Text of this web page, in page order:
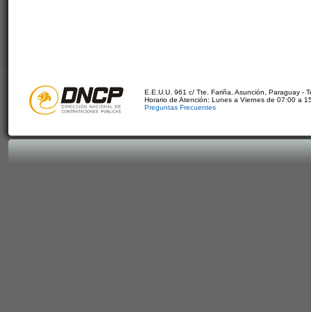
E.E.U.U. 961 c/ Tte. Fariña. Asunción, Paraguay -
Horario de Atención: Lunes a Viernes de 07:00 a
Preguntas Frecuentes